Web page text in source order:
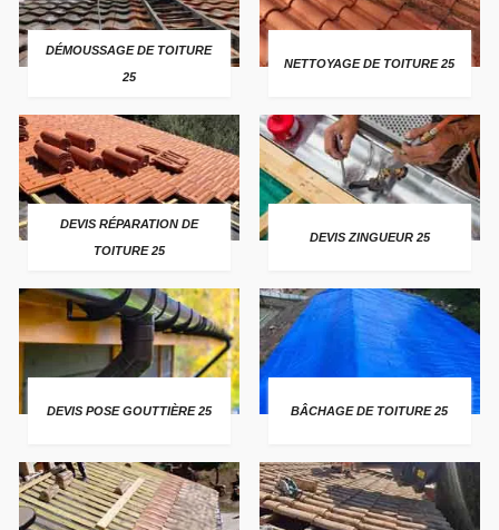
DÉMOUSSAGE DE TOITURE
25
NETTOYAGE DE TOITURE 25
DEVIS RÉPARATION DE
TOITURE 25
DEVIS ZINGUEUR 25
DEVIS POSE GOUTTIÈRE 25 BÂCHAGE DE TOITURE 25